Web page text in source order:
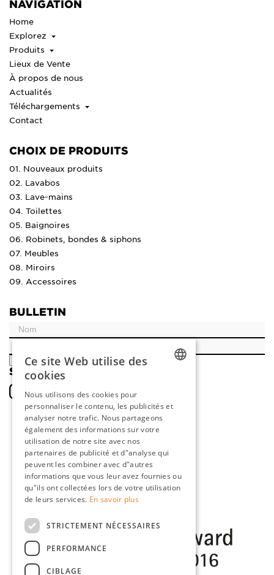
NAVIGATION
Home
Explorez
Produits
Lieux de Vente
À propos de nous
Actualités
Téléchargements
Contact
CHOIX DE PRODUITS
01. Nouveaux produits
02. Lavabos
03. Lave-mains
04. Toilettes
05. Baignoires
06. Robinets, bondes & siphons
07. Meubles
08. Miroirs
09. Accessoires
BULLETIN
ENREGISTRER
SOCIAL
ENGLISH
FRENCH
GERMAN
Ce site Web utilise des
cookies
Nous utilisons des cookies pour
personnaliser le contenu, les publicités et
analyser notre trafic. Nous partageons
également des informations sur votre
utilisation de notre site avec nos
partenaires de publicité et d"analyse qui
peuvent les combiner avec d"autres
informations que vous leur avez fournies ou
qu"ils ont collectées lors de votre utilisation
de leurs services. En savoir plus
STRICTEMENT NÉCESSAIRES
PERFORMANCE
CIBLAGE